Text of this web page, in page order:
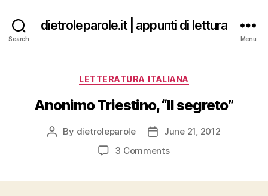
Search
dietroleparole.it | appunti di lettura
Menu
Categories
LETTERATURA ITALIANA
Anonimo Triestino, “Il segreto”
Post
By dietroleparole
PostJune 21, 2012
3 Commentson